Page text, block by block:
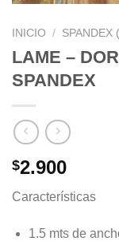
INICIO / SPANDEX
LAME –
SPANDEX
$2.900
Características
1.5 mts de